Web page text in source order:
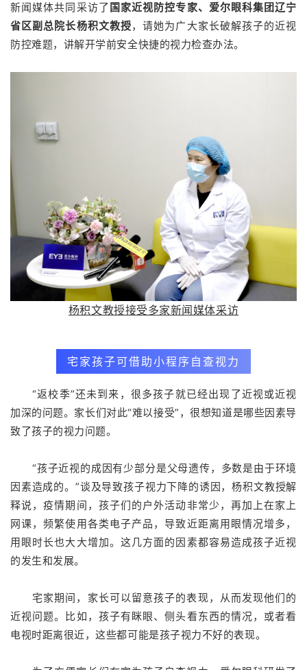
新闻媒体共同采访了 国家近视防控专家、爱尔眼科集团辽宁
省区副总院长杨积文教授，请她为广大家长破解孩子的近视
防控难题，讲解开学前安全快捷的视力检查办法。
杨积文教授接受多家新闻媒体采访
宅家孩子可借助小程序自查视力
“返校季”还未到来，很多孩子就已经出现了近视或近视
加深的问题。家长们对此“难以接受”，很想知道是哪些因素导
致了孩子的视力问题。
“孩子近视的成因有少部分是父母遗传，多数是由于环境
因素造成的。”谈及导致孩子视力下降的诱因，杨积文教授解
释说，疫情期间，孩子们的户外活动非常少，再加上在家上
网课，频繁使用各类电子产品，导致近距离用眼情况增多，
用眼时长也大大增加。这几方面的因素都容易造成孩子近视
的发生和发展。
宅家期间，家长可以留意孩子的表现，从而发现他们的
近视问题。比如，孩子有眯眼、侧头看东西的情况，或者看
电视时距离很近，这些都可能是孩子视力不好的表现。